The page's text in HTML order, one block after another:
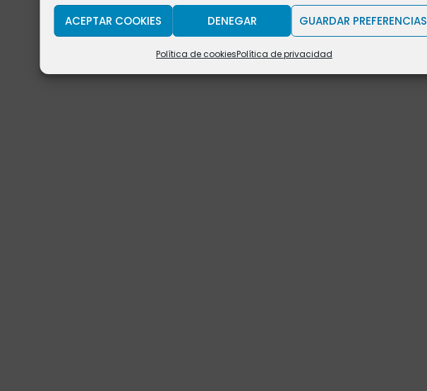
ACEPTAR COOKIES DENEGAR GUARDAR PREFERENCIAS
Política de cookiesPolítica de privacidad